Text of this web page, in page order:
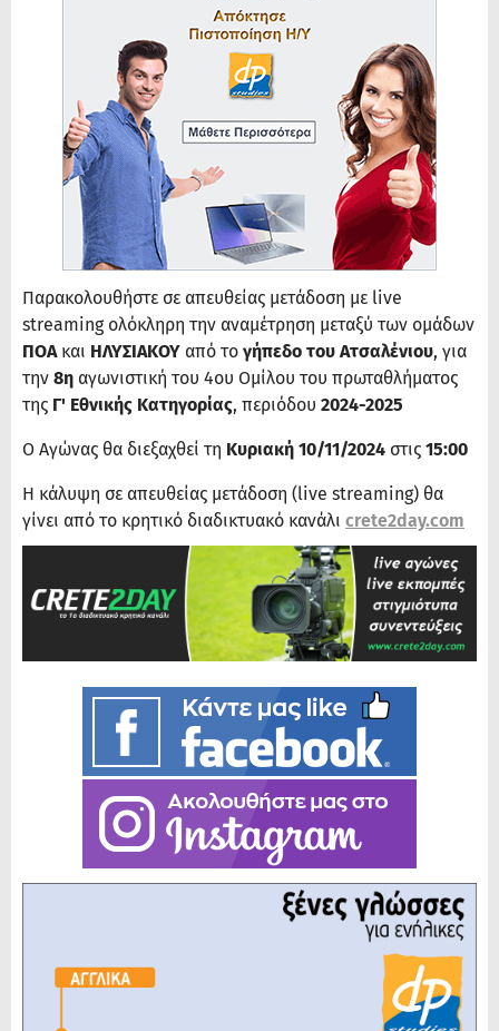
Παρακολουθήστε σε απευθείας μετάδοση με live
streaming ολόκληρη την αναμέτρηση μεταξύ των ομάδων
ΠΟΑκαι ΗΛΥΣΙΑΚΟΥ από το γήπεδο του Ατσαλένιου, για
την 8η αγωνιστική του 4ου Ομίλου του πρωταθλήματος
της Γ' Εθνικής Κατηγορίας, περιόδου 2024-2025
Ο Αγώνας θα διεξαχθεί τη Κυριακή 10/11/2024 στις 15:00
Η κάλυψη σε απευθείας μετάδοση (live streaming) θα
γίνει από το κρητικό διαδικτυακό κανάλι crete2day.com